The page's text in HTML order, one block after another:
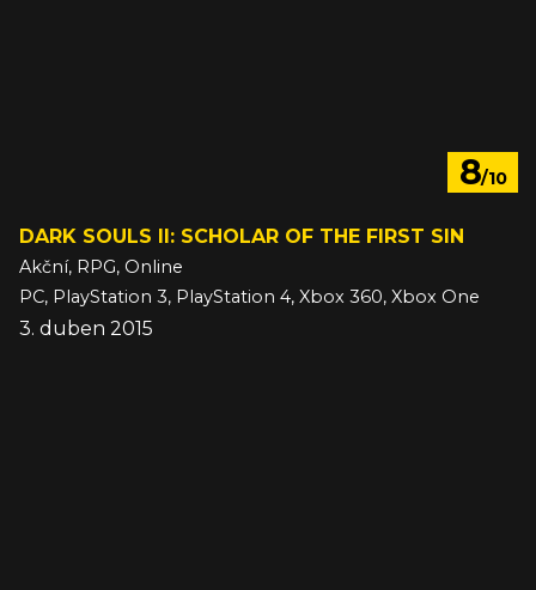
8/10
DARK SOULS II: SCHOLAR OF THE FIRST SIN
Akční, RPG, Online
PC, PlayStation 3, PlayStation 4, Xbox 360, Xbox One
3. duben 2015